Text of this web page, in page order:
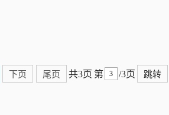
下页 尾页 共3页 第 /3页 跳转